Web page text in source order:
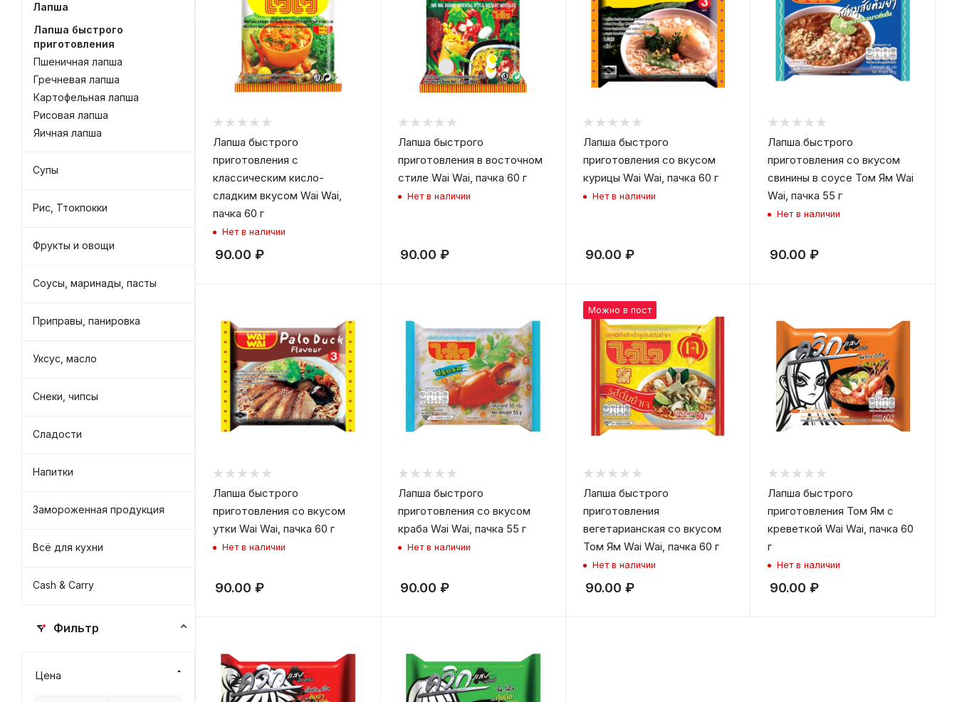
Лапша быстрого
приготовления с
классическим кисло-
сладким вкусом Wai Wai,
пачка 60 г
Нет в наличии
90.00 ₽
Лапша быстрого
приготовления в восточном
стиле Wai Wai, пачка 60 г
Нет в наличии
90.00 ₽
Лапша быстрого
приготовления со вкусом
курицы Wai Wai, пачка 60 г
Нет в наличии
90.00 ₽
Лапша быстрого
приготовления со вкусом
свинины в соусе Том Ям Wai
Wai, пачка 55 г
Нет в наличии
90.00 ₽
Лапша быстрого
приготовления со вкусом
утки Wai Wai, пачка 60 г
Нет в наличии
90.00 ₽
Лапша быстрого
приготовления со вкусом
краба Wai Wai, пачка 55 г
Нет в наличии
90.00 ₽
Можно в пост
Лапша быстрого
приготовления
вегетарианская со вкусом
Том Ям Wai Wai, пачка 60 г
Нет в наличии
90.00 ₽
Лапша быстрого
приготовления Том Ям с
креветкой Wai Wai, пачка 60
г
Нет в наличии
90.00 ₽
Лапша
Лапша быстрого
приготовления
Пшеничная лапша
Гречневая лапша
Картофельная лапша
Рисовая лапша
Яичная лапша
Супы
Рис, Ттокпокки
Фрукты и овощи
Соусы, маринады, пасты
Приправы, панировка
Уксус, масло
Снеки, чипсы
Сладости
Напитки
Замороженная продукция
Всё для кухни
Cash & Carry
Фильтр
Цена